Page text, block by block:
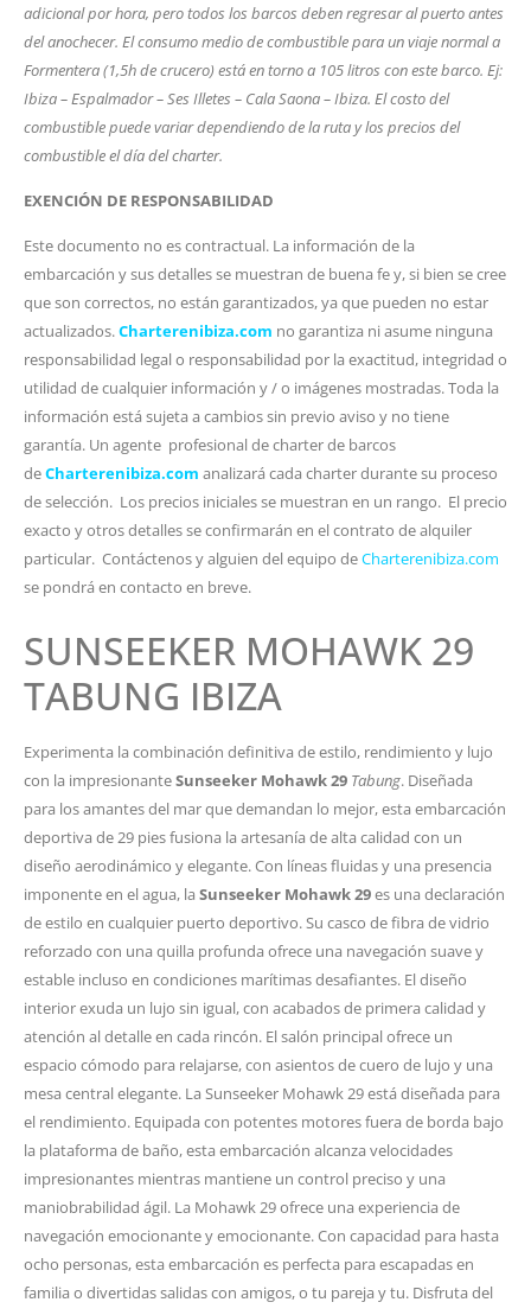
adicional por hora, pero todos los barcos deben regresar al puerto antes
del anochecer. El consumo medio de combustible para un viaje normal a
Formentera (1,5h de crucero) está en torno a 105 litros con este barco. Ej:
Ibiza – Espalmador – Ses Illetes – Cala Saona – Ibiza. El costo del
combustible puede variar dependiendo de la ruta y los precios del
combustible el día del charter.
EXENCIÓN DE RESPONSABILIDAD
Este documento no es contractual. La información de la
embarcación y sus detalles se muestran de buena fe y, si bien se cree
que son correctos, no están garantizados, ya que pueden no estar
actualizados.Charterenibiza.com no garantiza ni asume ninguna
responsabilidad legal o responsabilidad por la exactitud, integridad o
utilidad de cualquier información y / o imágenes mostradas. Toda la
información está sujeta a cambios sin previo aviso y no tiene
garantía. Un agente profesional de charter de barcos
deCharterenibiza.com analizará cada charter durante su proceso
de selección. Los precios iniciales se muestran en un rango. El precio
exacto y otros detalles se confirmarán en el contrato de alquiler
particular. Contáctenos y alguien del equipo deCharterenibiza.com
se pondrá en contacto en breve.
SUNSEEKER MOHAWK 29
TABUNG IBIZA
Experimenta la combinación definitiva de estilo, rendimiento y lujo
con la impresionanteSunseeker Mohawk 29 Tabung. Diseñada
para los amantes del mar que demandan lo mejor, esta embarcación
deportiva de 29 pies fusiona la artesanía de alta calidad con un
diseño aerodinámico y elegante. Con líneas fluidas y una presencia
imponente en el agua, la Sunseeker Mohawk 29es una declaración
de estilo en cualquier puerto deportivo. Su casco de fibra de vidrio
reforzado con una quilla profunda ofrece una navegación suave y
estable incluso en condiciones marítimas desafiantes. El diseño
interior exuda un lujo sin igual, con acabados de primera calidad y
atención al detalle en cada rincón. El salón principal ofrece un
espacio cómodo para relajarse, con asientos de cuero de lujo y una
mesa central elegante. La Sunseeker Mohawk 29 está diseñada para
el rendimiento. Equipada con potentes motores fuera de borda bajo
la plataforma de baño, esta embarcación alcanza velocidades
impresionantes mientras mantiene un control preciso y una
maniobrabilidad ágil. La Mohawk 29 ofrece una experiencia de
navegación emocionante y emocionante. Con capacidad para hasta
ocho personas, esta embarcación es perfecta para escapadas en
familia o divertidas salidas con amigos, o tu pareja y tu. Disfruta del